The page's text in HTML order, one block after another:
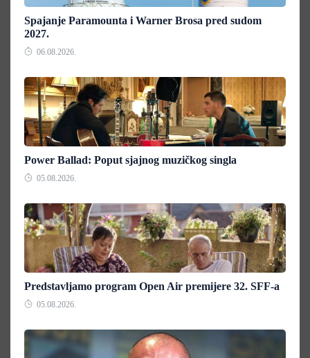
Spajanje Paramounta i Warner Brosa pred sudom
2027.
06.08.2026.
Power Ballad: Poput sjajnog muzičkog singla
05.08.2026.
Predstavljamo program Open Air premijere 32. SFF-a
05.08.2026.